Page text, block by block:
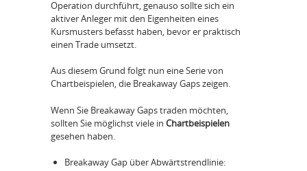
Operation durchführt, genauso sollte sich ein
aktiver Anleger mit den Eigenheiten eines
Kursmusters befasst haben, bevor er praktisch
einen Trade umsetzt.
Aus diesem Grund folgt nun eine Serie von
Chartbeispielen, die Breakaway Gaps zeigen.
Wenn Sie Breakaway Gaps traden möchten,
sollten Sie möglichst viele in Chartbeispielen
gesehen haben.
Breakaway Gap über Abwärtstrendlinie: